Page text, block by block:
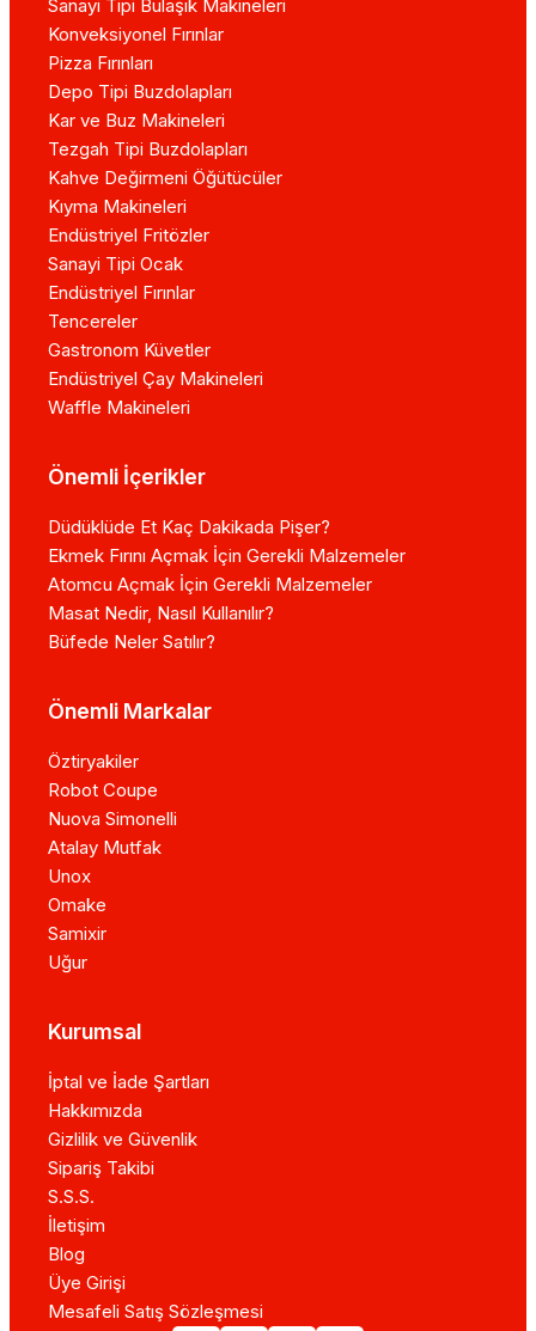
Sanayi Tipi Bulaşık Makineleri
Konveksiyonel Fırınlar
Pizza Fırınları
Depo Tipi Buzdolapları
Kar ve Buz Makineleri
Tezgah Tipi Buzdolapları
Kahve Değirmeni Öğütücüler
Kıyma Makineleri
Endüstriyel Fritözler
Sanayi Tipi Ocak
Endüstriyel Fırınlar
Tencereler
Gastronom Küvetler
Endüstriyel Çay Makineleri
Waffle Makineleri
Önemli İçerikler
Düdüklüde Et Kaç Dakikada Pişer?
Ekmek Fırını Açmak İçin Gerekli Malzemeler
Atomcu Açmak İçin Gerekli Malzemeler
Masat Nedir, Nasıl Kullanılır?
Büfede Neler Satılır?
Önemli Markalar
Öztiryakiler
Robot Coupe
Nuova Simonelli
Atalay Mutfak
Unox
Omake
Samixir
Uğur
Kurumsal
İptal ve İade Şartları
Hakkımızda
Gizlilik ve Güvenlik
Sipariş Takibi
S.S.S.
İletişim
Blog
Üye Girişi
Mesafeli Satış Sözleşmesi